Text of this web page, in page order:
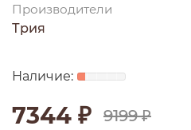
Производители
Трия
7344 ₽ 9199 ₽